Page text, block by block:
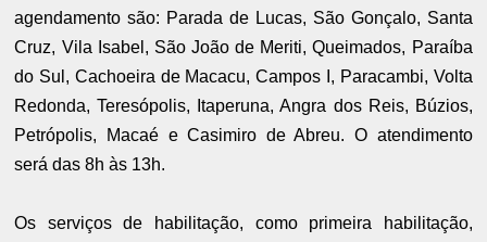
agendamento são: Parada de Lucas, São Gonçalo, Santa
Cruz, Vila Isabel, São João de Meriti, Queimados, Paraíba
do Sul, Cachoeira de Macacu, Campos I, Paracambi, Volta
Redonda, Teresópolis, Itaperuna, Angra dos Reis, Búzios,
Petrópolis, Macaé e Casimiro de Abreu. O atendimento
será das 8h às 13h.
Os serviços de habilitação, como primeira habilitação,